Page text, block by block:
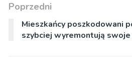
Poprzedni
Mieszkańcy poszkodowani
szybciej wyremontują